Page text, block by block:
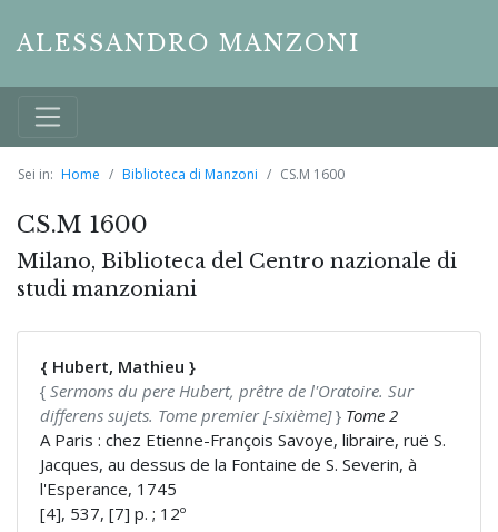
ALESSANDRO MANZONI
Sei in: Home Biblioteca di Manzoni CS.M 1600
CS.M 1600
Milano, Biblioteca del Centro nazionale di
studi manzoniani
{ Hubert, Mathieu }
{ Sermons du pere Hubert, prêtre de l'Oratoire. Sur
differens sujets. Tome premier [-sixième]} Tome 2
A Paris : chez Etienne-François Savoye, libraire, ruë S.
Jacques, au dessus de la Fontaine de S. Severin, à
l'Esperance, 1745
[4], 537, [7] p. ; 12º